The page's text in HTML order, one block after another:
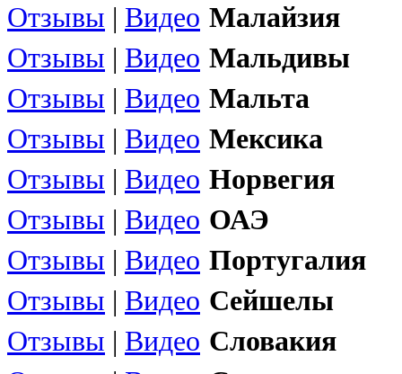
Отзывы | Видео Малайзия
Отзывы | Видео Мальдивы
Отзывы | Видео Мальта
Отзывы | Видео Мексика
Отзывы | Видео Норвегия
Отзывы | Видео ОАЭ
Отзывы | Видео Португалия
Отзывы | Видео Сейшелы
Отзывы | Видео Словакия